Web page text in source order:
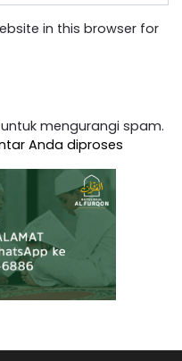
in this browser for
mengurangi spam.
Anda diproses